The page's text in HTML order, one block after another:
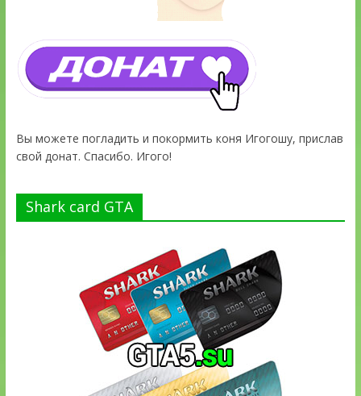
Вы можете погладить и покормить коня Игогошу, прислав
свой донат. Спасибо. Игого!
Shark card GTA